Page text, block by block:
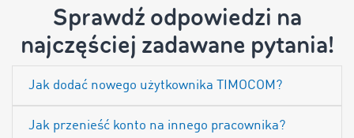
Sprawdź odpowiedzi na
najczęściej zadawane pytania!
Jak dodać nowego użytkownika TIMOCOM?
Jak przenieść konto na innego pracownika?